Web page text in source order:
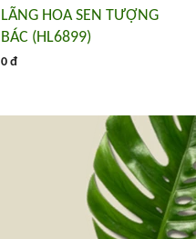
LÃNG HOA SEN TƯỢNG
BÁC (HL6899)
0 đ